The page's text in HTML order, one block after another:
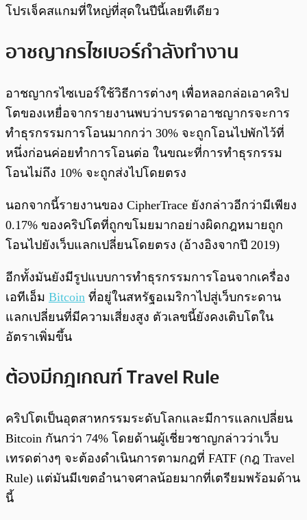
โปรเจ็คสแกมที่ใหญ่ที่สุดในปีนี้เลยทีเดียว
อาชญากรไซเบอร์กำลังทำงาน
อาชญากรไซเบอร์ใช้วิธีการต่างๆ เพื่อหลอกล่อเอาคริป
โตของเหยื่อจากรายงานพบว่าบรรดาอาชญากรจะการ
ทำธุรกรรมการโอนมากกว่า 30% จะถูกโอนไปพักไว้ที่
หนึ่งก่อนค่อยทำการโอนต่อ ในขณะที่การทำธุรกรรม
โอนไม่ถึง 10% จะถูกส่งไปโดยตรง
นอกจากนี้รายงานของ CipherTrace ยังกล่าวอีกว่ามีเพียง
0.17% ของคริปโตที่ถูกขโมยมากอย่างผิดกฎหมายถูก
โอนไปยังเว็บแลกเปลี่ยนโดยตรง (อ้างอิงจากปี 2019)
อีกทั้งมันยังมีรูปแบบการทำธุรกรรมการโอนจากเครื่อง
เอทีเอ็ม Bitcoin ที่อยู่ในสหรัฐอเมริกาไปสู่เว็บกระดาน
แลกเปลี่ยนที่มีความเสี่ยงสูง ตัวเลขนี้ยังคงเติบโตใน
อัตราเพิ่มขึ้น
ต้องมีกฎเกณฑ์ Travel Rule
คริปโตเป็นอุตสาหกรรมระดับโลกและมีการแลกเปลี่ยน
Bitcoin กันกว่า 74% โดยด้านผู้เชี่ยวชาญกล่าวว่าเว็บ
เทรดต่างๆ จะต้องดำเนินการตามกฎที่ FATF (กฎ Travel
Rule) แต่มันมีเขตอำนาจศาลน้อยมากที่เตรียมพร้อมด้าน
นี้